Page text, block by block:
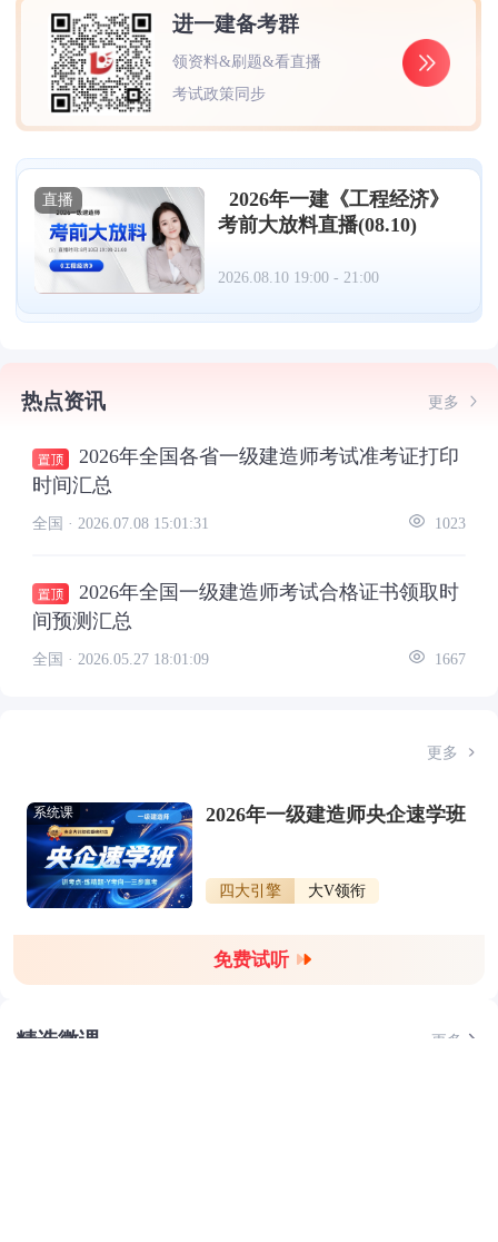
进一建备考群
领资料&刷题&看直播
考试政策同步
直播
2026年一建《工程经济》
考前大放料直播(08.10)
2026.08.10 19:00 - 21:00
热点资讯 更多
2026年全国各省一级建造师考试准考证打印
时间汇总
全国 · 2026.07.08 15:01:31 1023
2026年全国一级建造师考试合格证书领取时
间预测汇总
全国 · 2026.05.27 18:01:09 1667
更多
系统课 2026年一级建造师央企速学班
四大引擎 大V领衔
免费试听
精选微课 更多